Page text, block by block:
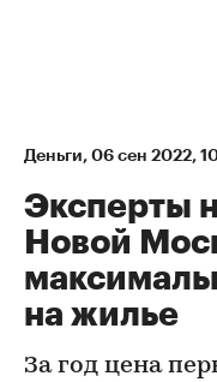
Деньги⁠, 06 сен 2022,
Эксперты
Новой
на жилье
За год цена